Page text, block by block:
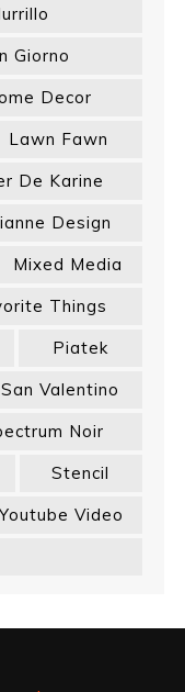
Giorno
Decor
Lawn Fawn
De Karine
Design
Mixed Media
Things
Piatek
San Valentino
Noir
Stencil
Video